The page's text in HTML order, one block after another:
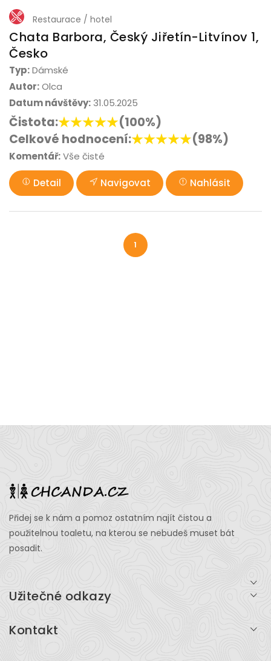
Restaurace / hotel
Chata Barbora, Český Jiřetín-Litvínov 1,
Česko
Typ:Dámské
Autor:Olca
Datum návštěvy: 31.05.2025
Čistota:
(100%)
Celkové hodnocení:
(98%)
Komentář:Vše čisté
Detail Navigovat Nahlásit
1
Přidej se k nám a pomoz ostatním najít čistou a
použitelnou toaletu, na kterou se nebudeš muset bát
posadit.
Užitečné odkazy
Kontakt